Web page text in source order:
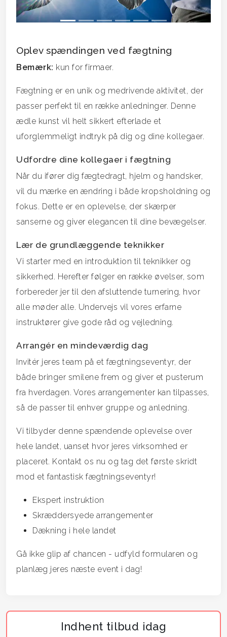
Oplev spændingen ved fægtning
Bemærk: kun for firmaer.
Fægtning er en unik og medrivende aktivitet, der
passer perfekt til en række anledninger. Denne
ædle kunst vil helt sikkert efterlade et
uforglemmeligt indtryk på dig og dine kollegaer.
Udfordre dine kollegaer i fægtning
Når du ifører dig fægtedragt, hjelm og handsker,
vil du mærke en ændring i både kropsholdning og
fokus. Dette er en oplevelse, der skærper
sanserne og giver elegancen til dine bevægelser.
Lær de grundlæggende teknikker
Vi starter med en introduktion til teknikker og
sikkerhed. Herefter følger en række øvelser, som
forbereder jer til den afsluttende turnering, hvor
alle møder alle. Undervejs vil vores erfarne
instruktører give gode råd og vejledning.
Arrangér en mindeværdig dag
Invitér jeres team på et fægtningseventyr, der
både bringer smilene frem og giver et pusterum
fra hverdagen. Vores arrangementer kan tilpasses,
så de passer til enhver gruppe og anledning.
Vi tilbyder denne spændende oplevelse over
hele landet, uanset hvor jeres virksomhed er
placeret. Kontakt os nu og tag det første skridt
mod et fantastisk fægtningseventyr!
Ekspert instruktion
Skræddersyede arrangementer
Dækning i hele landet
Gå ikke glip af chancen - udfyld formularen og
planlæg jeres næste event i dag!
Indhent tilbud idag